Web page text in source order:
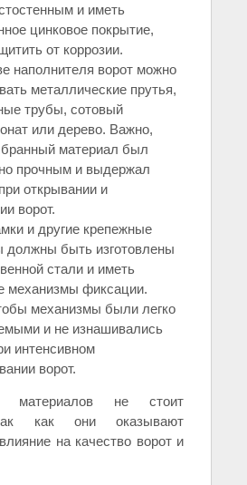
и иметь
цинковое покрытие,
от коррозии.
наполнителя ворот можно
металлические прутья,
трубы, сотовый
или дерево. Важно,
материал был
прочным и выдержал
открывании и
ворот.
и другие крепежные
должны быть изготовлены
стали и иметь
механизмы фиксации.
механизмы были легко
и не изнашивались
интенсивном
ворот.
материалов не стоит
как они оказывают
на качество ворот и